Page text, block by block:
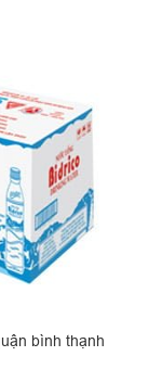
bình thạnh